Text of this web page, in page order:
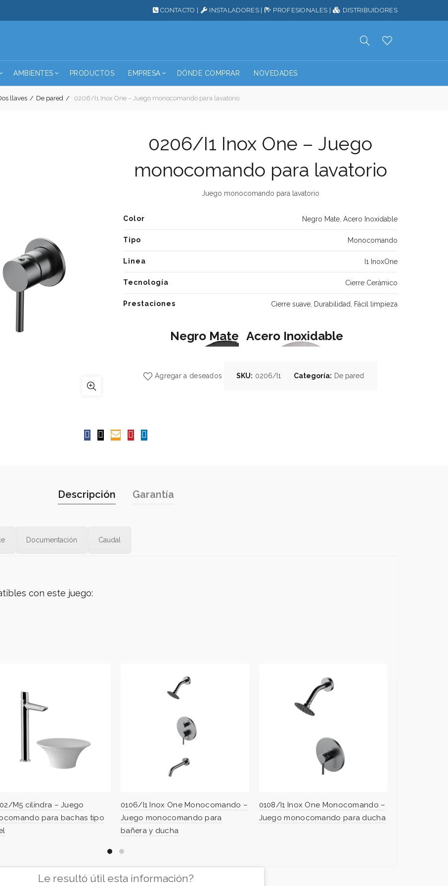
CONTACTO INSTALADORES| PROFESIONALES DISTRIBUIDORES
AMBIENTES PRODUCTOS EMPRESA DÓNDE COMPRAR NOVEDADES
llaves De pared 0206/I1 Inox One – Juego monocomando para lavatorio
0206/I1 Inox One – Juego
monocomando para lavatorio
Juego monocomando para lavatorio
Color Negro Mate Acero Inoxidable
Tipo Monocomando
Linea I1 InoxOne
Tecnología Cierre Cerámico
Prestaciones Cierre suave Durabilidad Fácil limpieza
Negro Mate Acero Inoxidable
Agregar a deseados SKU: 0206/I1 Categoría: De pared
Descripción Garantía
Documentación Caudal
con este juego:
M5 cilindra – Juego
para bachas tipo
0106/I1 Inox One Monocomando –
Juego monocomando para
bañera y ducha
0108/I1 Inox One Monocomando –
Juego monocomando para ducha
Le resultó útil esta información?